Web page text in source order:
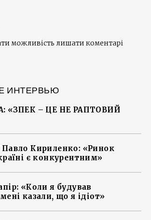
можливість лишати коментарі
ИНТЕРВЬЮ
«ЗПЕК – ЦЕ НЕ РАПТОВИЙ
Кириленко: «Ринок
є конкурентним»
«Коли я будував
казали, що я ідіот»